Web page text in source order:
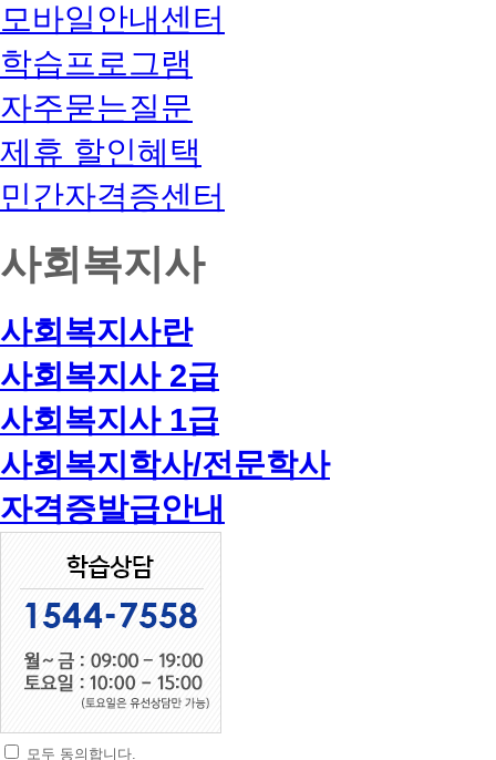
모바일안내센터
학습프로그램
자주묻는질문
제휴 할인혜택
민간자격증센터
사회복지사
사회복지사란
사회복지사 2급
사회복지사 1급
사회복지학사/전문학사
자격증발급안내
모두 동의합니다.